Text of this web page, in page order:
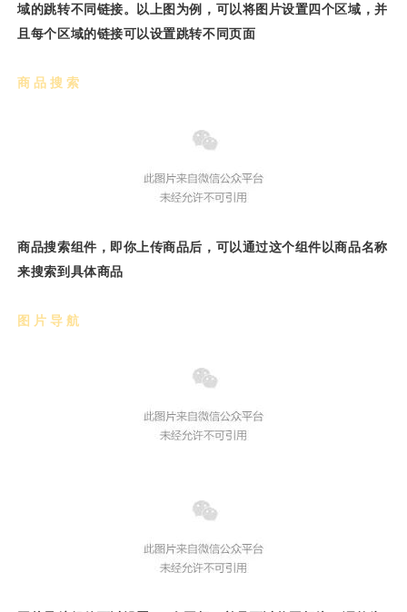
域的跳转不同链接。以上图为例，可以将图片设置四个区域，并
且每个区域的链接可以设置跳转不同页面
商品搜索
商品搜索组件，即你上传商品后，可以通过这个组件以商品名称
来搜索到具体商品
图片导航